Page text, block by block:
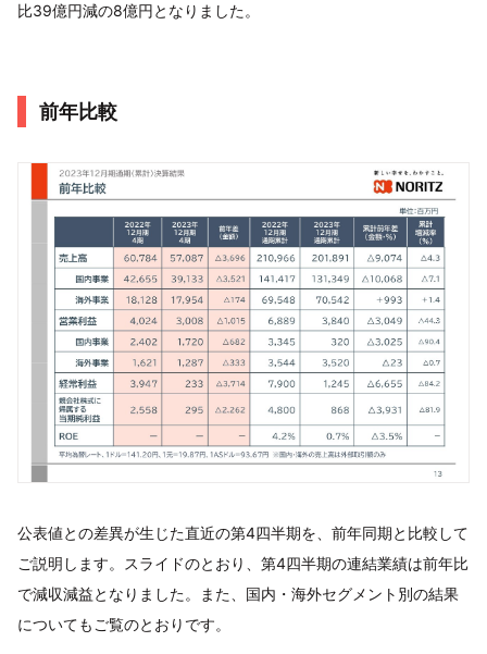
比39億円減の8億円となりました。
前年比較
公表値との差異が生じた直近の第4四半期を、前年同期と比較して
ご説明します。スライドのとおり、第4四半期の連結業績は前年比
で減収減益となりました。また、国内・海外セグメント別の結果
についてもご覧のとおりです。